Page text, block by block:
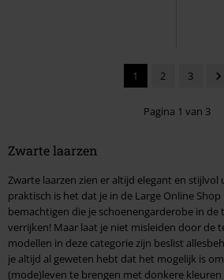
1 2 3
Pagina 1 van 3
Zwarte laarzen
Zwarte laarzen zien er altijd elegant en stijlvol
praktisch is het dat je in de Large Online
bemachtigen die je schoenengarderobe in
verrijken! Maar laat je niet misleiden door de
modellen in deze categorie zijn beslist
je altijd al geweten hebt dat het mogelijk is
(mode)leven te brengen met donkere kleuren